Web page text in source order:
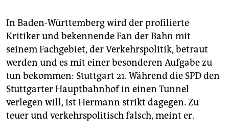
In Baden-Württemberg wird der profilierte
Kritiker und bekennende Fan der Bahn mit
seinem Fachgebiet, der Verkehrspolitik, betraut
werden und es mit einer besonderen Aufgabe zu
tun bekommen: Stuttgart 21. Während die SPD den
Stuttgarter Hauptbahnhof in einen Tunnel
verlegen will, ist Hermann strikt dagegen. Zu
teuer und verkehrspolitisch falsch, meint er.